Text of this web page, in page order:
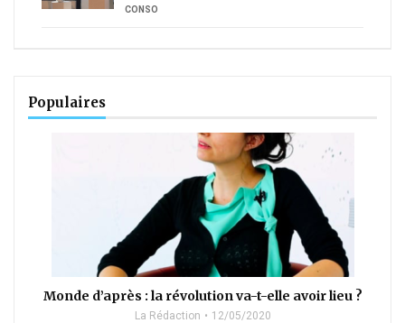
CONSO
Populaires
Monde d’après : la révolution va-t-elle avoir lieu ?
La Rédaction 12/05/2020